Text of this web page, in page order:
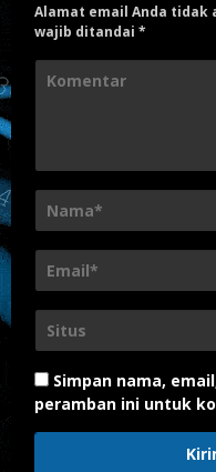
Alamat email Anda tidak
wajib ditandai *
Simpan nama,
peramban ini untuk